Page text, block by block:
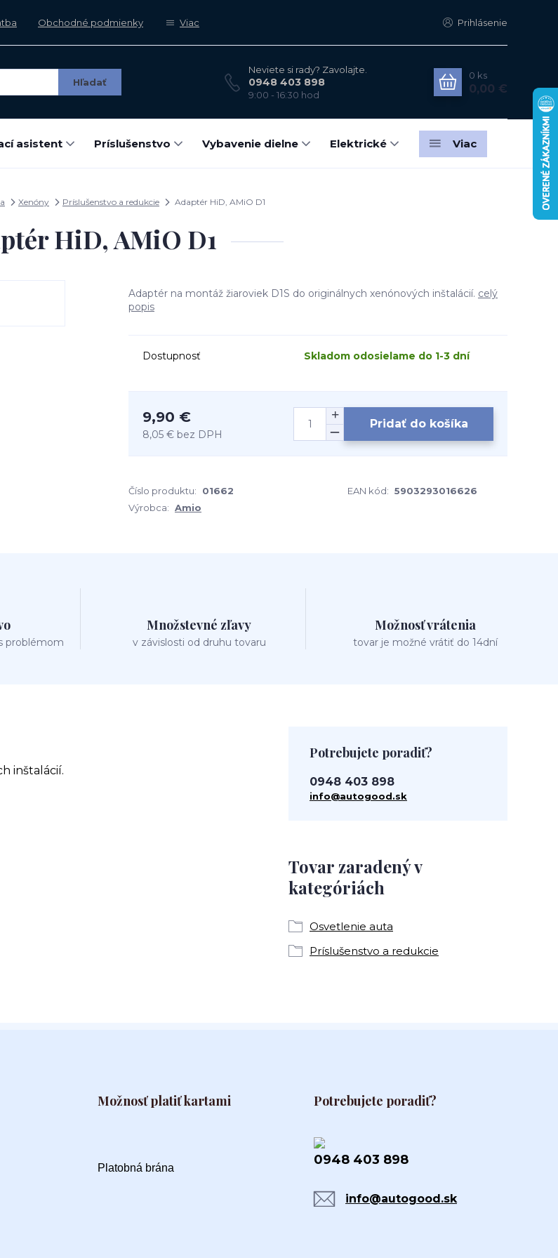
Obchodné podmienky Viac Prihlásenie
Hľadať
Neviete si rady? Zavolajte.
0948 403 898
9:00 - 16:30 hod
0 ks
0,00 €
asistent Príslušenstvo Vybavenie dielne Elektrické Viac
Xenóny Príslušenstvo a redukcie Adaptér HiD, AMiO D1
HiD, AMiO D1
Adaptér na montáž žiaroviek D1S do originálnych xenónových inštalácií. celý
popis
Dostupnosť Skladom odosielame do 1-3 dní
9,90 €
8,05 € bez DPH
Pridať do košíka
Číslo produktu: 01662 EAN kód: 5903293016626
Výrobca: Amio
problémom
Množstevné zľavy
v závislosti od druhu tovaru
Možnosť vrátenia
tovar je možné vrátiť do 14dní
inštalácií.
Tovar zaradený v
kategóriách
Osvetlenie auta
Príslušenstvo a redukcie
Potrebujete poradiť?
0948 403 898
info@autogood.sk
Možnosť platiť kartami
Platobná brána
Potrebujete poradiť?
0948 403 898
info@autogood.sk